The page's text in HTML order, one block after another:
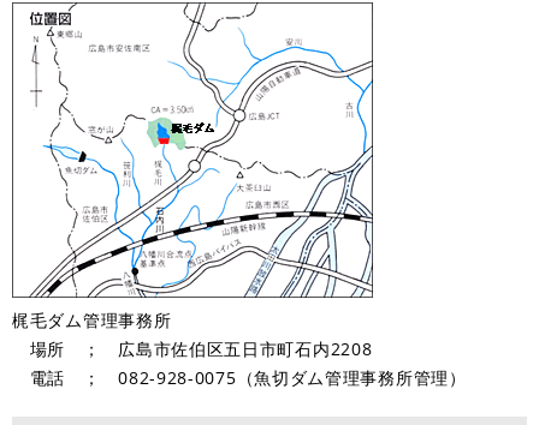
梶毛ダム管理事務所
場所 ； 広島市佐伯区五日市町石内2208
電話 ； 082-928-0075（魚切ダム管理事務所管理）